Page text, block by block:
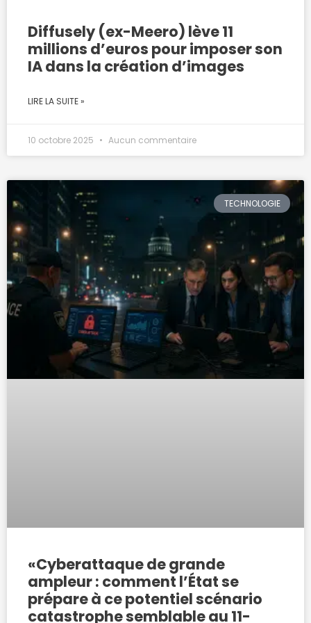
Diffusely (ex-Meero) lève 11
millions d’euros pour imposer son
IA dans la création d’images
LIRE LA SUITE »
10 octobre 2025 Aucun commentaire
TECHNOLOGIE
«Cyberattaque de grande
ampleur : comment l’État se
prépare à ce potentiel scénario
catastrophe semblable au 11-